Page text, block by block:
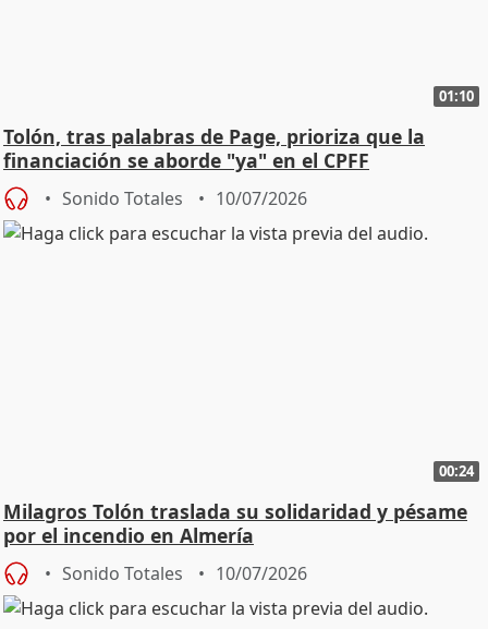
01:10
Tolón, tras palabras de Page, prioriza que la
financiación se aborde "ya" en el CPFF
Sonido Totales 10/07/2026
00:24
Milagros Tolón traslada su solidaridad y pésame
por el incendio en Almería
Sonido Totales 10/07/2026